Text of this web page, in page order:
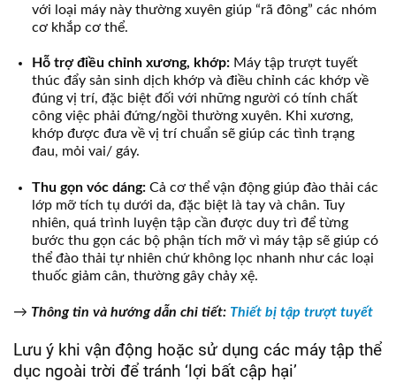
với loại máy này thường xuyên giúp “rã đông” các nhóm
cơ khắp cơ thể.
Hỗ trợ điều chỉnh xương, khớp:Máy tập trượt tuyết
thúc đẩy sản sinh dịch khớp và điều chỉnh các khớp về
đúng vị trí, đặc biệt đối với những người có tính chất
công việc phải đứng/ngồi thường xuyên. Khi xương,
khớp được đưa về vị trí chuẩn sẽ giúp các tình trạng
đau, mỏi vai/ gáy.
Thu gọn vóc dáng: Cả cơ thể vận động giúp đào thải các
lớp mỡ tích tụ dưới da, đặc biệt là tay và chân. Tuy
nhiên, quá trình luyện tập cần được duy trì để từng
bước thu gọn các bộ phận tích mỡ vì máy tập sẽ giúp có
thể đào thải tự nhiên chứ không lọc nhanh như các loại
thuốc giảm cân, thường gây chảy xệ.
→ Thông tin và hướng dẫn chi tiết: Thiết bị tập trượt tuyết
Lưu ý khi vận động hoặc sử dụng các máy tập thể
dục ngoài trời để tránh ‘lợi bất cập hại’